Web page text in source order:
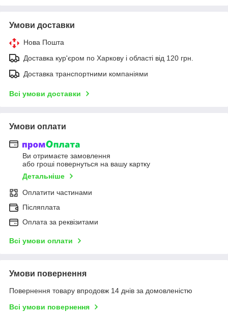
Умови доставки
Нова Пошта
Доставка кур'єром по Харкову і області від 120 грн.
Доставка транспортними компаніями
Всі умови доставки
Умови оплати
Ви отримаєте замовлення
або гроші повернуться на вашу картку
Детальніше
Оплатити частинами
Післяплата
Оплата за реквізитами
Всі умови оплати
Умови повернення
Повернення товару впродовж 14 днів за домовленістю
Всі умови повернення